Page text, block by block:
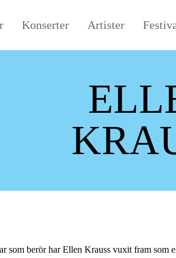
Konserter Artister
som berör har Ellen Krauss vuxit fram som